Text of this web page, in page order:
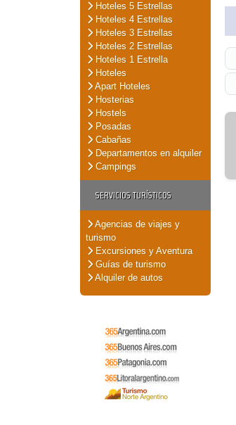
Hoteles 5 Estrellas
Hoteles 4 Estrellas
Hoteles 3 Estrellas
Hoteles 2 Estrellas
Hoteles 1 Estrella
Hoteles
Apart Hoteles
Hosterias
Hostels
Posadas
Cabañas
Departamentos en alquiler
Campings
SERVICIOS TURÍSTICOS
Agencias de viajes y
turismo
Excursiones y Aventura
Guías de turismo
Alquiler de autos